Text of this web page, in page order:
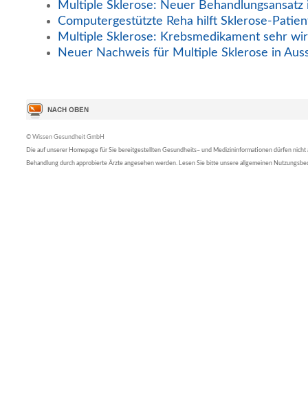
Multiple Sklerose: Neuer Behandlungsansatz
Computergestützte Reha hilft Sklerose-
Multiple Sklerose: Krebsmedikament sehr
Neuer Nachweis für Multiple Sklerose in
© Wissen Gesundheit GmbH
Die auf unserer Homepage für Sie bereitgestellten Gesundheits– und Medizininformationen dürfen nicht
Behandlung durch approbierte Ärzte angesehen werden. Lesen Sie bitte unsere allgemeinen